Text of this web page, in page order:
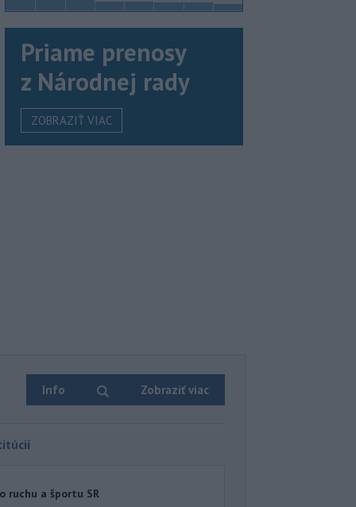
Priame prenosy
z Národnej rady
ZOBRAZIŤ VIAC
Info Zobraziť viac
ruchu a športu SR